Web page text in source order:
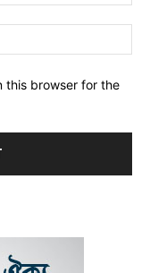
this browser for the